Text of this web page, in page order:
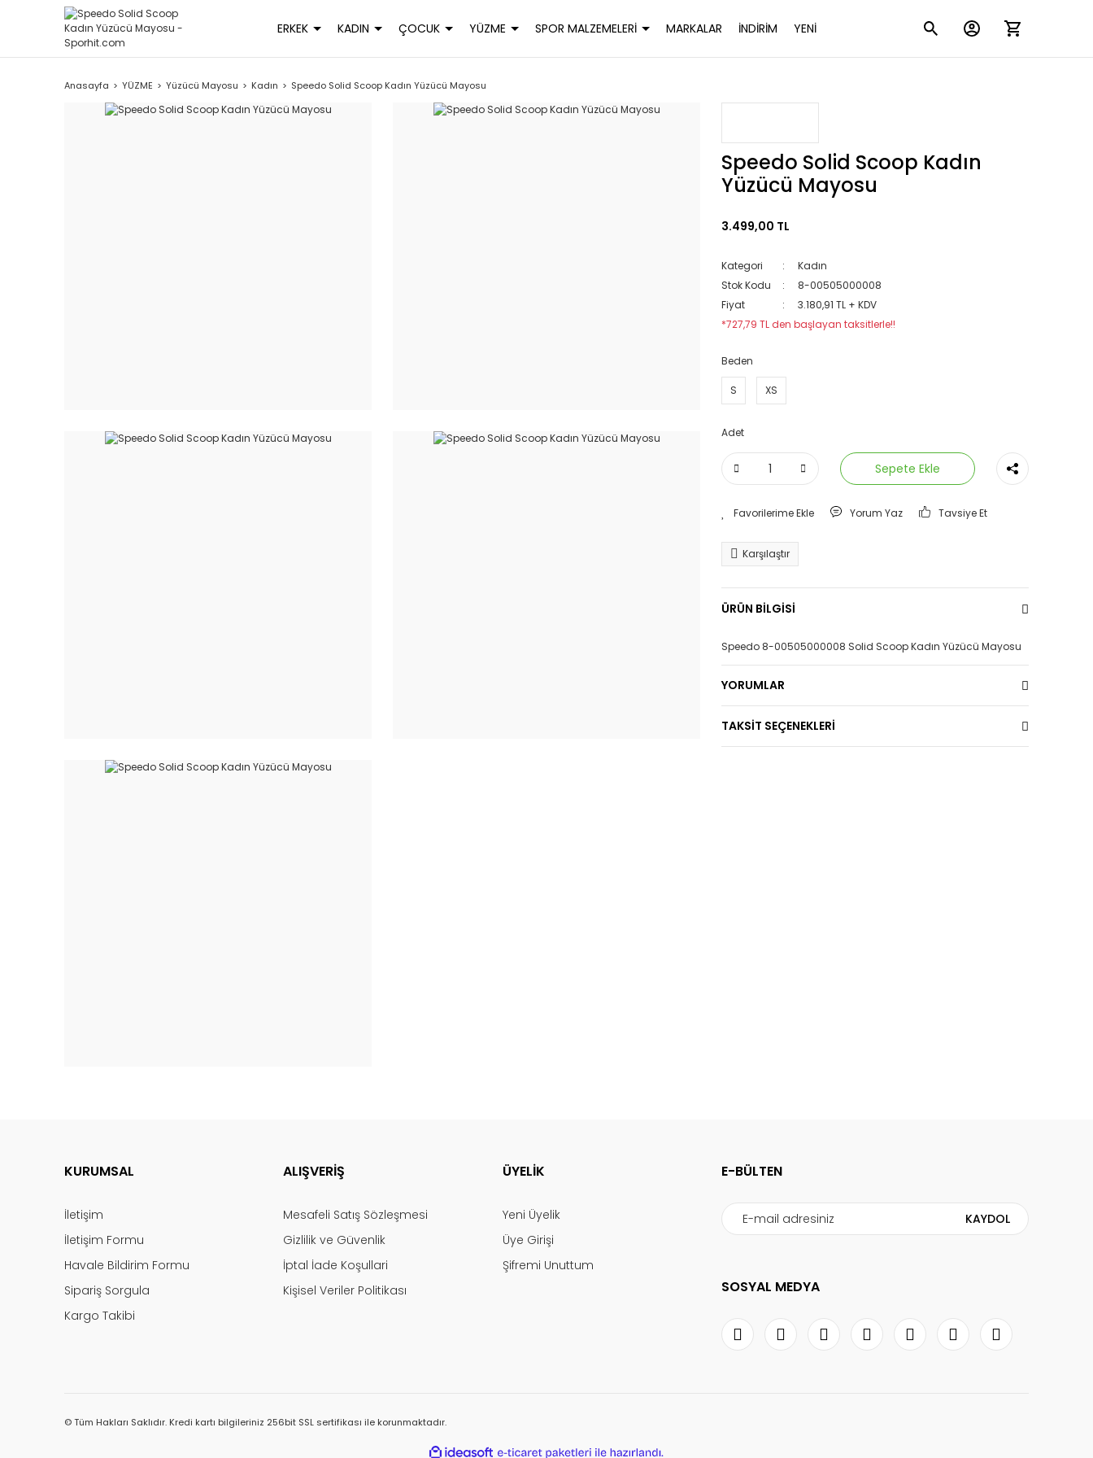
ERKEK KADIN ÇOCUK YÜZME SPOR MALZEMELERİ MARKALAR İNDİRİM YENİ
Anasayfa YÜZME Yüzücü Mayosu Kadın Speedo Solid Scoop Kadın Yüzücü Mayosu
Speedo Solid Scoop Kadın
Yüzücü Mayosu
3.499,00 TL
Kategori
Kadın
Stok Kodu
8-00505000008
Fiyat
3.180,91 TL + KDV
*727,79 TL den başlayan taksitlerle!!
Beden
S XS
Adet
Sepete Ekle
Yorum Yaz Tavsiye Et
Karşılaştır
ÜRÜN BİLGİSİ
Speedo 8-00505000008 Solid Scoop Kadın Yüzücü Mayosu
YORUMLAR
TAKSİT SEÇENEKLERİ
KURUMSAL
İletişim
İletişim Formu
Havale Bildirim Formu
Sipariş Sorgula
Kargo Takibi
ALIŞVERİŞ
Mesafeli Satış Sözleşmesi
Gizlilik ve Güvenlik
İptal İade Koşullari
Kişisel Veriler Politikası
ÜYELİK
Yeni Üyelik
Üye Girişi
Şifremi Unuttum
E-BÜLTEN
KAYDOL
SOSYAL MEDYA
© Tüm Hakları Saklıdır. Kredi kartı bilgileriniz 256bit SSL sertifikası ile korunmaktadır.
ideasoft e-